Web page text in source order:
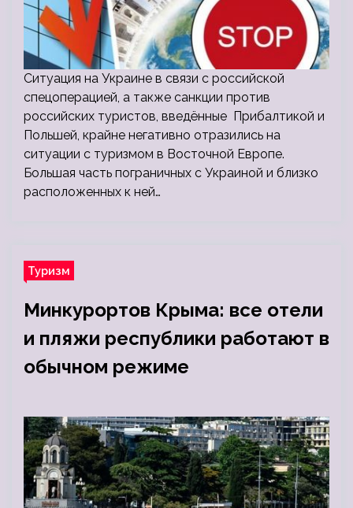
Ситуация на Украине в связи с российской
спецоперацией, а также санкции против
российских туристов, введённые Прибалтикой и
Польшей, крайне негативно отразились на
ситуации с туризмом в Восточной Европе.
Большая часть пограничных с Украиной и близко
расположенных к ней…
Туризм
Минкурортов Крыма: все отели
и пляжи республики работают в
обычном режиме